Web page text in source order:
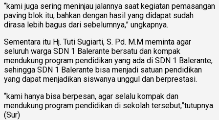
“kami juga sering meninjau jalannya saat kegiatan pemasangan
paving blok itu, bahkan dengan hasil yang didapat sudah
dirasa lebih bagus dari sebelumnya,” ungkapnya.
Sementara itu Hj. Tuti Sugiarti, S. Pd. M.M meminta agar
seluruh warga SDN 1 Balerante bersatu dan kompak
mendukung program pendidikan yang ada di SDN 1 Balerante,
sehingga SDN 1 Balerante bisa menjadi satuan pendidikan
yang dapat menjadikan siswanya unggul dan berprestasi.
“kami hanya bisa berpesan, agar selalu kompak dan
mendukung program pendidikan di sekolah tersebut,”tutupnya.
(Sur)